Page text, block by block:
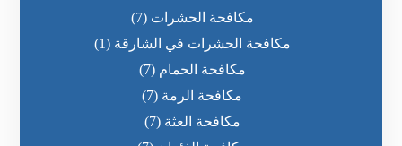
مكافحة الحشرات (7)
مكافحة الحشرات في الشارقة (1)
مكافحة الحمام (7)
مكافحة الرمة (7)
مكافحة العثة (7)